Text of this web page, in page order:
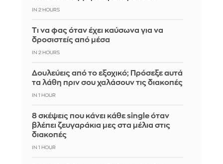
IN 2 HOURS
Τι να φας όταν έχει καύσωνα για να
δροσιστείς από μέσα
IN 2 HOURS
Δουλεύεις από το εξοχικό; Πρόσεξε αυτά
τα λάθη πριν σου χαλάσουν τις διακοπές
IN 1 HOUR
8 σκέψεις που κάνει κάθε single όταν
βλέπει ζευγαράκια μες στα μέλια στις
διακοπές
IN 1 HOUR